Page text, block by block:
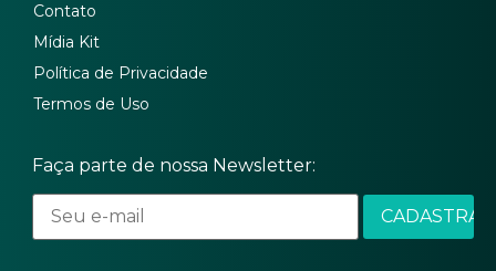
Contato
Mídia Kit
Política de Privacidade
Termos de Uso
Faça parte de nossa Newsletter: